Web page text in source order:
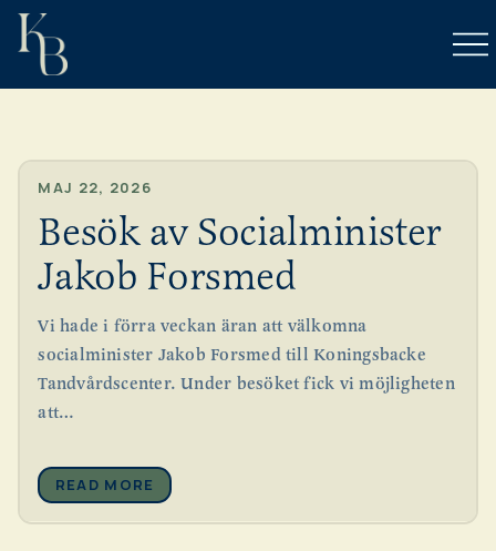
LISTA MIG
BOKA TID
MAJ 22, 2026
Besök av Socialminister
Jakob Forsmed
Vi hade i förra veckan äran att välkomna
socialminister Jakob Forsmed till Koningsbacke
Tandvårdscenter. Under besöket fick vi möjligheten
att…
READ MORE